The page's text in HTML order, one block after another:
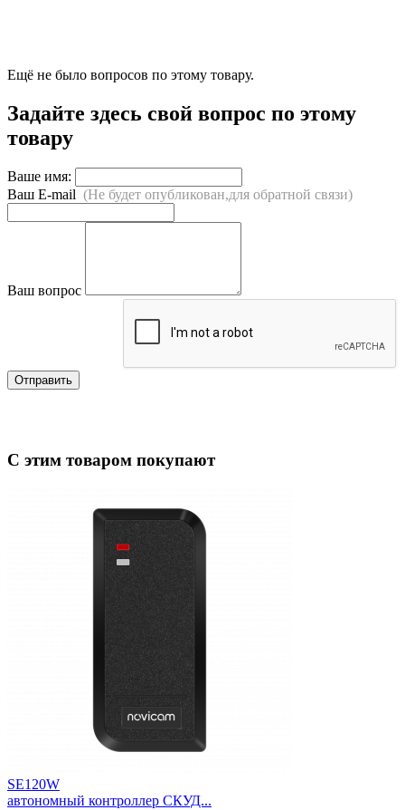
Ещё не было вопросов по этому товару.
Задайте здесь свой вопрос по этому
товару
Ваше имя:
Ваш E-mail (Не будет опубликован,для обратной связи)
Ваш вопрос
Отправить
С этим товаром покупают
SE120W
автономный контроллер СКУД...